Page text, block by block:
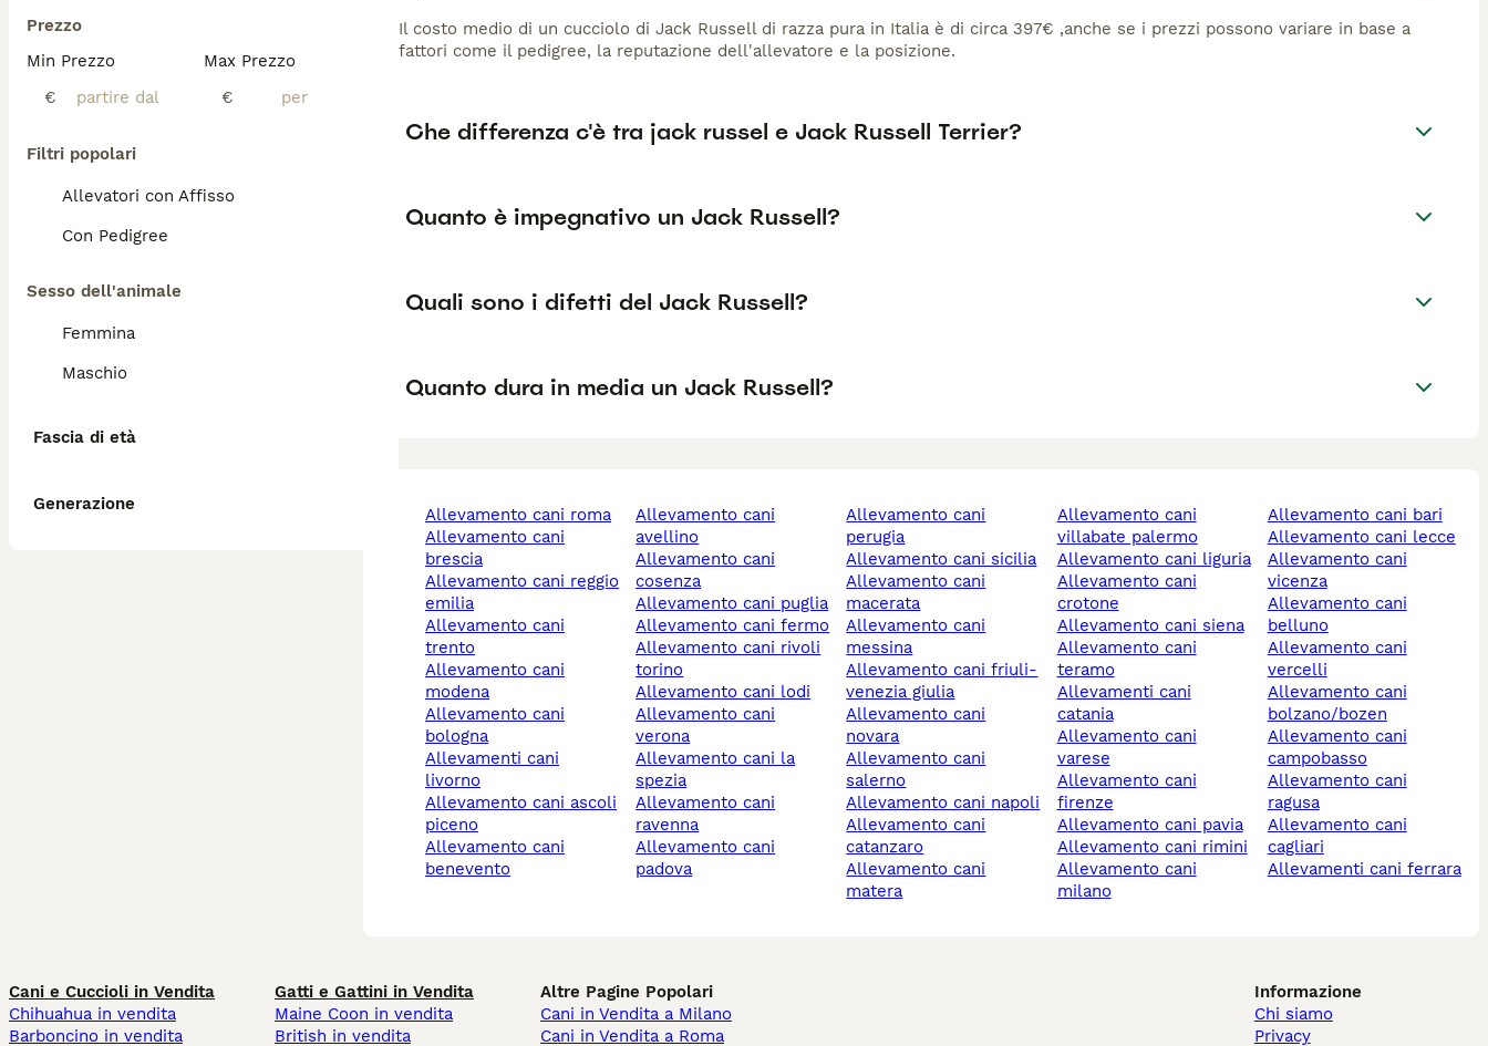
Prezzo
Min Prezzo
€
Max Prezzo
€
Filtri popolari
Allevatori con Affisso
Con Pedigree
Sesso dell'animale
Femmina
Maschio
Fascia di età
Generazione
Il costo medio di un cucciolo di Jack Russell di razza pura in Italia è di circa 397€ ,anche se i prezzi possono variare in base a
fattori come il pedigree, la reputazione dell'allevatore e la posizione.
Che differenza c'è tra jack russel e Jack Russell Terrier?
Quanto è impegnativo un Jack Russell?
Quali sono i difetti del Jack Russell?
Quanto dura in media un Jack Russell?
allevamento cani roma
allevamento cani
brescia
allevamento cani reggio
emilia
allevamento cani
trento
allevamento cani
modena
allevamento cani
bologna
allevamenti cani
livorno
allevamento cani ascoli
piceno
allevamento cani
benevento
allevamento cani
avellino
allevamento cani
cosenza
allevamento cani puglia
allevamento cani fermo
allevamento cani rivoli
torino
allevamento cani lodi
allevamento cani
verona
allevamento cani la
spezia
allevamento cani
ravenna
allevamento cani
padova
allevamento cani
perugia
allevamento cani sicilia
allevamento cani
macerata
allevamento cani
messina
allevamento cani friuli-
venezia giulia
allevamento cani
novara
allevamento cani
salerno
allevamento cani napoli
allevamento cani
catanzaro
allevamento cani
matera
allevamento cani
villabate palermo
allevamento cani liguria
allevamento cani
crotone
allevamento cani siena
allevamento cani
teramo
allevamenti cani
catania
allevamento cani
varese
allevamento cani
firenze
allevamento cani pavia
allevamento cani rimini
allevamento cani
milano
allevamento cani bari
allevamento cani lecce
allevamento cani
vicenza
allevamento cani
belluno
allevamento cani
vercelli
allevamento cani
bolzano/bozen
allevamento cani
campobasso
allevamento cani
ragusa
allevamento cani
cagliari
allevamenti cani ferrara
Cani e Cuccioli in Vendita
Chihuahua in vendita
Barboncino in vendita
Gatti e Gattini in Vendita
Maine Coon in vendita
British in vendita
Altre Pagine Popolari
Cani in Vendita a Milano
Cani in Vendita a Roma
Informazione
Chi siamo
Privacy